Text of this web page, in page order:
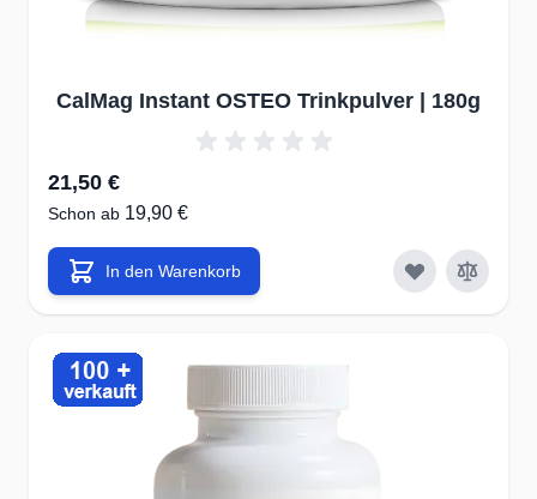
CalMag Instant OSTEO Trinkpulver | 180g
21,50 €
Schon ab 19,90 €
In den Warenkorb